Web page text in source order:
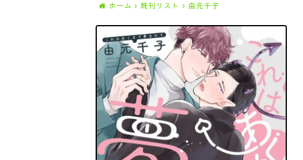
ホーム 既刊リスト 由元千子